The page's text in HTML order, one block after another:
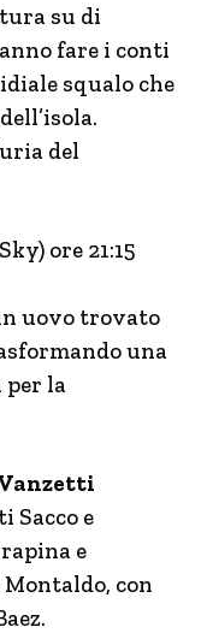
su di
fare i conti
squalo che
del
ore 21:15
uovo trovato
una
per la
Vanzetti
Sacco e
e
con